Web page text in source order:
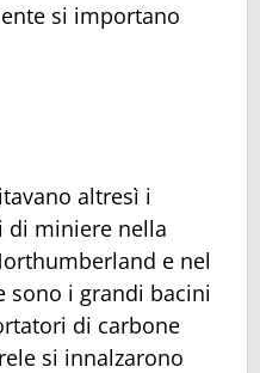
si importano
altresì i
di miniere nella
e nel
sono i grandi bacini
di carbone
si innalzarono